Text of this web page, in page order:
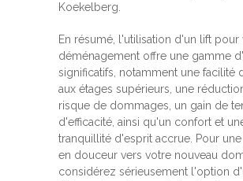
Koekelberg.
En résumé, l'utilisation d'un lift pour
déménagement offre une gamme
significatifs, notamment une facilité
aux étages supérieurs, une
risque de dommages, un gain de
d'efficacité, ainsi qu'un confort et
tranquillité d'esprit accrue. Pour
en douceur vers votre nouveau
considérez sérieusement l'option